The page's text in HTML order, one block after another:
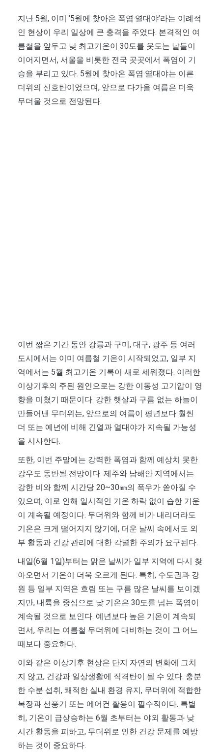
지난 5월, 이미 ‘5월에 찾아온 폭염·열대야’라는 이례적
인 현상이 우리 일상에 큰 충격을 주었다. 본격적인 여
름철을 앞두고 낮 최고기온이 30도를 웃도는 날들이
이어지면서, 서울을 비롯한 전국 곳곳에서 폭염이 기
승을 부리고 있다. 5월에 찾아온 폭염·열대야는 이른
더위의 신호탄이었으며, 앞으로 다가올 여름은 더욱
무더울 것으로 전망된다.
이번 짧은 기간 동안 강릉과 구미, 대구, 광주 등 여러
도시에서는 이미 여름철 기온이 시작되었고, 일부 지
역에서는 5월 최고기온 기록이 새로 세워졌다. 이러한
이상기후의 주된 원인으로는 강한 이동성 고기압이 영
향을 미쳤기 때문이다. 강한 햇살과 구름 없는 하늘이
만들어낸 무더위는, 앞으로의 여름이 평년보다 훨씬
더 또는 예년에 비해 긴열과 열대야가 지속될 가능성
을 시사한다.
또한, 이번 주말에는 강력한 폭염과 함께 예상치 못한
강우도 동반될 전망이다. 제주와 남해안 지역에서는
강한 비와 함께 시간당 20~30㎜의 폭우가 쏟아질 수
있으며, 이로 인해 일시적인 기온 하락 없이 습한 기운
이 계속될 예정이다. 무더위와 함께 비가 내리더라도
기온은 크게 떨어지지 않기에, 더운 날씨 속에서도 외
부 활동과 건강 관리에 대한 각별한 주의가 요구된다.
내일(6월 1일)부터는 맑은 날씨가 일부 지역에 다시 찾
아오면서 기온이 더욱 오르게 된다. 특히, 수도권과 강
원 등 일부 지역은 흐림 또는 구름 많은 날씨를 보이겠
지만, 내륙을 중심으로 낮 기온은 30도를 넘는 폭염이
계속될 것으로 보인다. 예년보다 높은 기온이 계속되
면서, 우리는 여름철 무더위에 대비하는 것이 그 어느
때보다 중요하다.
이와 같은 이상기후 현상은 단지 자연의 변화에 그치
지 않고, 건강과 일상생활에 직격탄이 될 수 있다. 충분
한 수분 섭취, 쾌적한 실내 환경 유지, 무더위에 적합한
복장과 선풍기 또는 에어컨 활용이 필수적이다. 특별
히, 기온이 급상승하는 6월 초부터는 야외 활동과 낮
시간 활동을 피하고, 무더위로 인한 건강 문제를 예방
하는 것이 중요하다.